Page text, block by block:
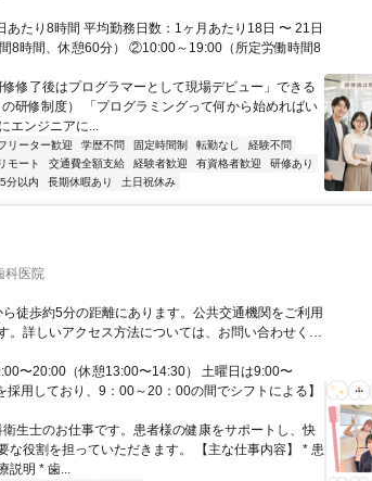
あたり8時間 平均勤務日数：1ヶ月あたり18日 〜 21日
8時間、休憩60分） ②10:00～19:00（所定労働時間8
修了後はプログラマーとして現場デビュー」できる
研修制度） 「プログラミングって何から始めればい
エンジニアに...
リーター歓迎 学歴不問 固定時間制 転勤なし
経験不問
モート 交通費全額支給 経験者歓迎 有資格者歓迎
研修あり
分以内 長期休暇あり 土日祝休み
医院
。詳しいアクセス方法については、お問い合わせくだ
〜20:00（休憩13:00〜14:30） 土曜日は9:00〜
採用しており、9：00～20：00の間でシフトによる】
生士のお仕事です。患者様の健康をサポートし、快
な役割を担っていただきます。 【主な仕事内容】 * 患
説明 * 歯...